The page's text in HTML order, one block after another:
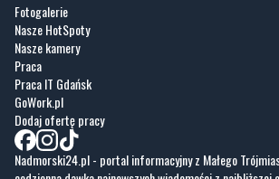
Fotogalerie
Nasze HotSpoty
Nasze kamery
Praca
Praca IT Gdańsk
GoWork.pl
Dodaj ofertę pracy
Nadmorski24.pl - portal informacyjny z Małego